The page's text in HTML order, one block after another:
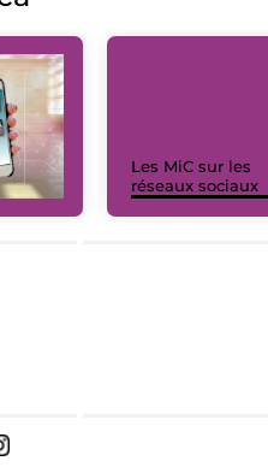
Les MiC sur les
réseaux sociaux